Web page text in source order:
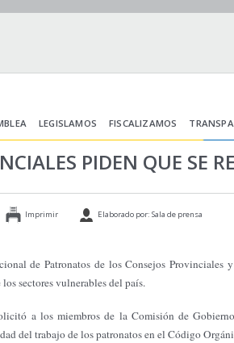
LEGISLAMOS FISCALIZAMOS
PIDEN QUE SE
Imprimir Elaborado por: Sala de prensa
de Patronatos de los Consejos Provinciales
sectores vulnerables del país.
a los miembros de la Comisión de
del trabajo de los patronatos en el Código